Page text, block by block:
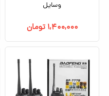
وسایل
۱,۴۰۰,۰۰۰ تومان